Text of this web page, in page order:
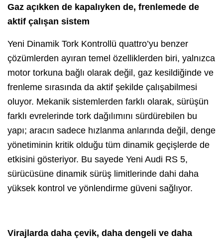
Gaz açıkken de kapalıyken de, frenlemede de
aktif çalışan sistem
Yeni Dinamik Tork Kontrollü quattro’yu benzer
çözümlerden ayıran temel özelliklerden biri, yalnızca
motor torkuna bağlı olarak değil, gaz kesildiğinde ve
frenleme sırasında da aktif şekilde çalışabilmesi
oluyor. Mekanik sistemlerden farklı olarak, sürüşün
farklı evrelerinde tork dağılımını sürdürebilen bu
yapı; aracın sadece hızlanma anlarında değil, denge
yönetiminin kritik olduğu tüm dinamik geçişlerde de
etkisini gösteriyor. Bu sayede Yeni Audi RS 5,
sürücüsüne dinamik sürüş limitlerinde dahi daha
yüksek kontrol ve yönlendirme güveni sağlıyor.
Virajlarda daha çevik, daha dengeli ve daha